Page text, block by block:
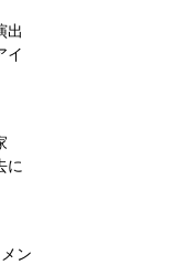
出
イ
に
ン